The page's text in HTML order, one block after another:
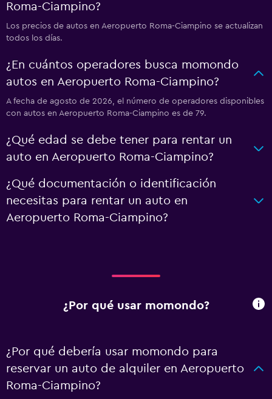
Roma-Ciampino?
Los precios de autos en Aeropuerto Roma-Ciampino se actualizan
todos los días.
¿En cuántos operadores busca momondo
autos en Aeropuerto Roma-Ciampino?
A fecha de agosto de 2026, el número de operadores disponibles
con autos en Aeropuerto Roma-Ciampino es de 79.
¿Qué edad se debe tener para rentar un
auto en Aeropuerto Roma-Ciampino?
¿Qué documentación o identificación
necesitas para rentar un auto en
Aeropuerto Roma-Ciampino?
¿Por qué usar momondo?
¿Por qué debería usar momondo para
reservar un auto de alquiler en Aeropuerto
Roma-Ciampino?